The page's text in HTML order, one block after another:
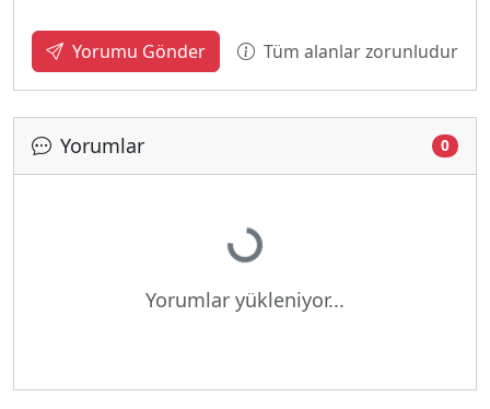
Yorumu Gönder Tüm alanlar zorunludur
Yorumlar 0
Yükleniyor...
Yorumlar yükleniyor...